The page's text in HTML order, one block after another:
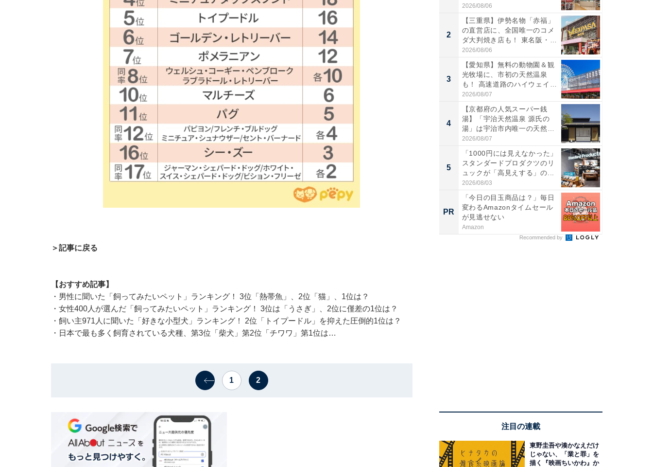
＞記事に戻る
【おすすめ記事】
・ 男性に聞いた「飼ってみたいペット」ランキング！ 3位「熱帯魚」、2位「猫」、1位は？
・ 女性400人が選んだ「飼ってみたいペット」ランキング！ 3位は「うさぎ」、2位に僅差の1位は？
・ 飼い主971人に聞いた「好きな小型犬」ランキング！ 2位「トイプードル」を抑えた圧倒的1位は？
・ 日本で最も多く飼育されている犬種、第3位「柴犬」第2位「チワワ」第1位は…
1 2
2026/08/06
2
【三重県】伊勢名物「赤福」
の直営店に、全国唯一のコメ
ダ大判焼き店も！ 東名阪・
伊...
2026/08/06
3
【愛知県】無料の動物園＆観
光牧場に、市初の天然温泉
も！ 高速道路のハイウェイオ
ア...
2026/08/07
4
【京都府の人気スーパー銭
湯】「宇治天然温泉 源氏の
湯」は宇治市内唯一の天然温
泉と...
2026/08/07
5
「1000円には見えなかった」
スタンダードプロダクツのリ
ュックが「高見えする」の...
2026/08/03
PR
「今日の目玉商品は？」毎日
変わるAmazonタイムセール
が見逃せない
Amazon
Recommended by
注目の連載
東野圭吾や湊かなえだけ
じゃない、「業と罪」を
描く『映画ちいかわ』か